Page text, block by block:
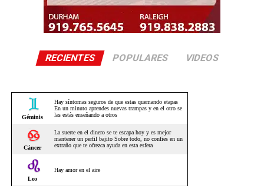
RECIENTES POPULARES VIDEOS